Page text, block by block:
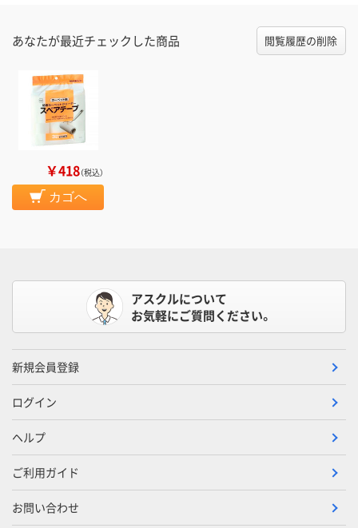
あなたが最近チェックした商品 閲覧履歴の削除
￥418（税込）
カゴへ
アスクルについて
お気軽にご質問ください。
新規会員登録
ログイン
ヘルプ
ご利用ガイド
お問い合わせ